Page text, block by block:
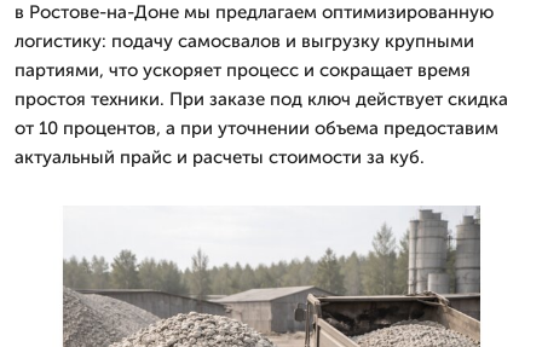
в Ростове-на-Доне мы предлагаем оптимизированную
логистику: подачу самосвалов и выгрузку крупными
партиями, что ускоряет процесс и сокращает время
простоя техники. При заказе под ключ действует скидка
от 10 процентов, а при уточнении объема предоставим
актуальный прайс и расчеты стоимости за куб.